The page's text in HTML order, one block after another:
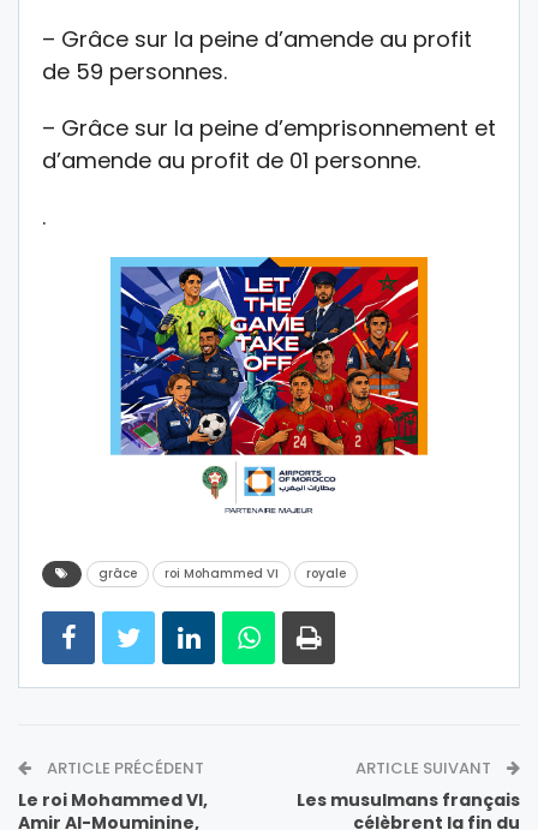
– Grâce sur la peine d’amende au profit
de 59 personnes.
– Grâce sur la peine d’emprisonnement et
d’amende au profit de 01 personne.
.
grâce roi Mohammed VI royale
ARTICLE PRÉCÉDENT
Le roi Mohammed VI,
Amir Al-Mouminine,
ARTICLE SUIVANT
Les musulmans français
célèbrent la fin du